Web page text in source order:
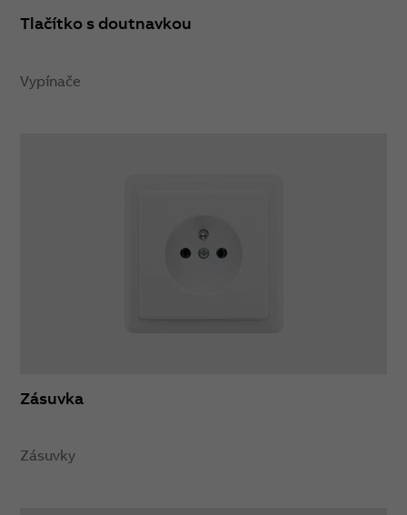
Tlačítko s doutnavkou
Vypínače
Zásuvka
Zásuvky